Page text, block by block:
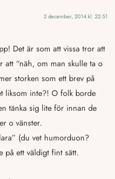
2 december, 2014 kl. 22:51
Det är som att vissa tror att
att “näh, om man skulle ta o
storken som ett brev på
liksom inte?! O folk borde
tänka sig lite för innan de
o vänster.
(du vet humorduon?
på ett väldigt fint sätt.